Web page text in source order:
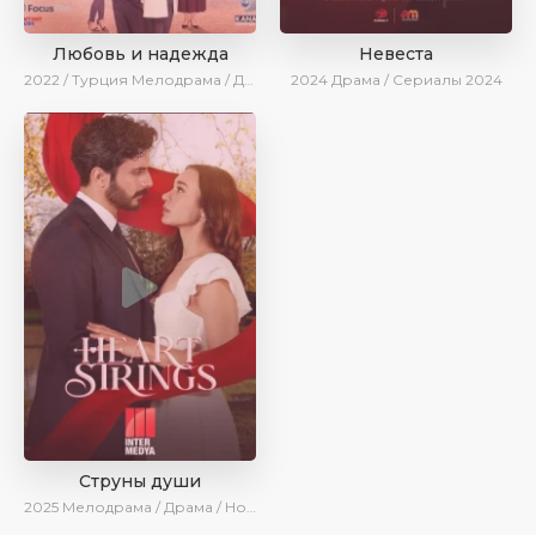
Любовь и надежда
2022 / Турция Мелодрама / Драма / BeniAffet
Невеста
2024 Драма / Сериалы 2024
Струны души
2025 Мелодрама / Драма / Новинки / Сериалы 2025